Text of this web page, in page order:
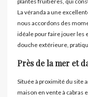
La véranda a une
nous accordons des
idéale pour faire jouer les
douche extérieure,
Près de la mer et
Située à proximité du site
maison en vente à cabras